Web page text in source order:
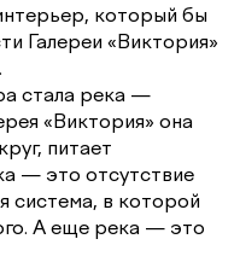
который бы
Галереи «Виктория»
стала река —
«Виктория» она
питает
— это отсутствие
система, в которой
А еще река — это